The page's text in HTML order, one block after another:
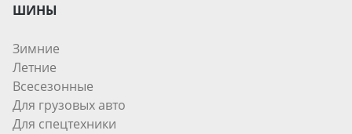
ШИНЫ
Зимние
Летние
Всесезонные
Для грузовых авто
Для спецтехники